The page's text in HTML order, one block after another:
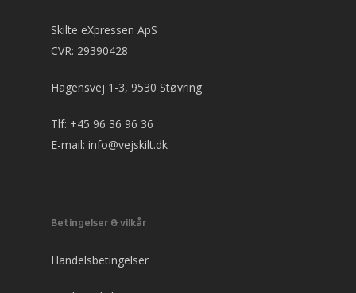
Skilte eXpressen ApS
CVR: 29390428
Hagensvej 1-3, 9530 Støvring
Tlf: +45 96 36 96 36
E-mail: info@vejskilt.dk
Betingelser & vilkår
Handelsbetingelser